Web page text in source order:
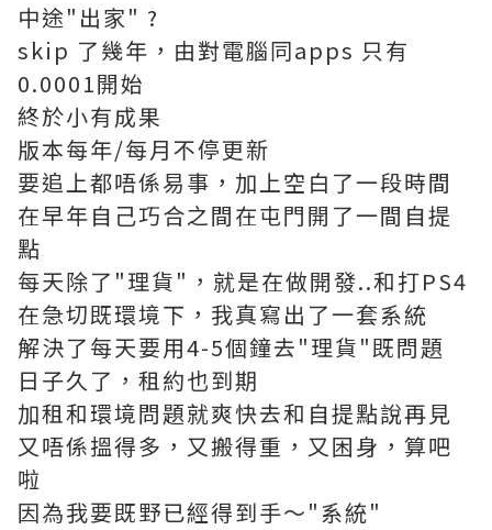
中途"出家" ?
skip 了幾年，由對電腦同apps 只有
0.0001開始
終於小有成果
版本每年/每月不停更新
要追上都唔係易事，加上空白了一段時間
在早年自己巧合之間在屯門開了一間自提
點
每天除了"理貨"，就是在做開發..和打PS4
在急切既環境下，我真寫出了一套系統
解決了每天要用4-5個鐘去"理貨"既問題
日子久了，租約也到期
加租和環境問題就爽快去和自提點說再見
又唔係搵得多，又搬得重，又困身，算吧
啦
因為我要既野已經得到手～"系統"